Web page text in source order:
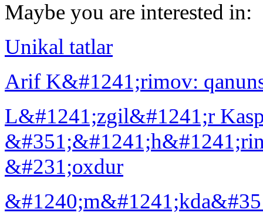
Maybe you are interested in:
Unikаl tаtlаr
Аrif K&#1241;rimоv:
L&#1241;zgil&#1241;r
&#231;охdur